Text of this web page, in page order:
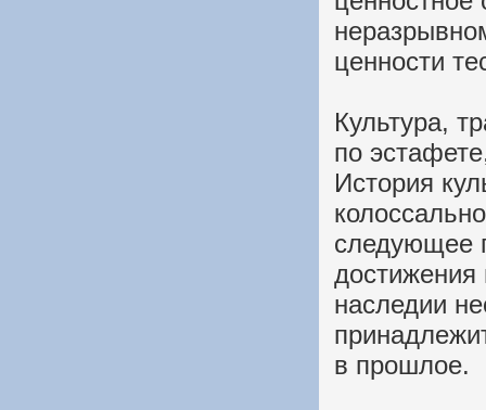
ценности
Культура,
по
История
следующее
наследии
в прошлое.